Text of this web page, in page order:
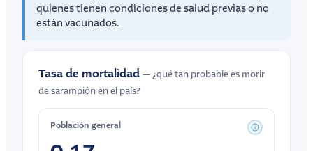
quienes tienen condiciones de salud previas o no
están vacunados.
Tasa de mortalidad — ¿qué tan probable es morir
de sarampión en el país?
Población general